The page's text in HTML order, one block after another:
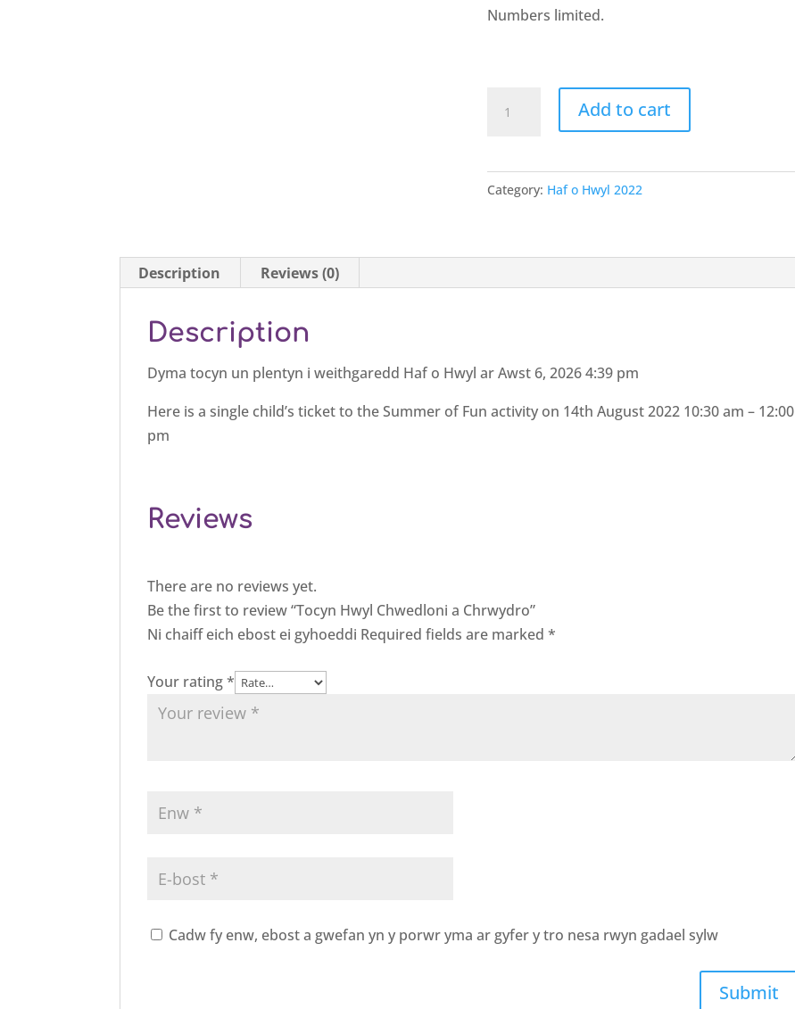
Numbers limited.
Hwyl
a
Chrwydro
Add to cart
Category: Haf o Hwyl 2022
Description Reviews (0)
Description
Dyma tocyn un plentyn i weithgaredd Haf o Hwyl ar Awst 6, 2026 4:39 pm
Here is a single child’s ticket to the Summer of Fun activity on 14th August 2022 10:30 am – 12:00
pm
Reviews
There are no reviews yet.
Be the first to review “Tocyn Hwyl Chwedloni a Chrwydro”
Ni chaiff eich ebost ei gyhoeddi Required fields are marked*
Your rating*
Cadw fy enw, ebost a gwefan yn y porwr yma ar gyfer y tro nesa rwyn gadael sylw